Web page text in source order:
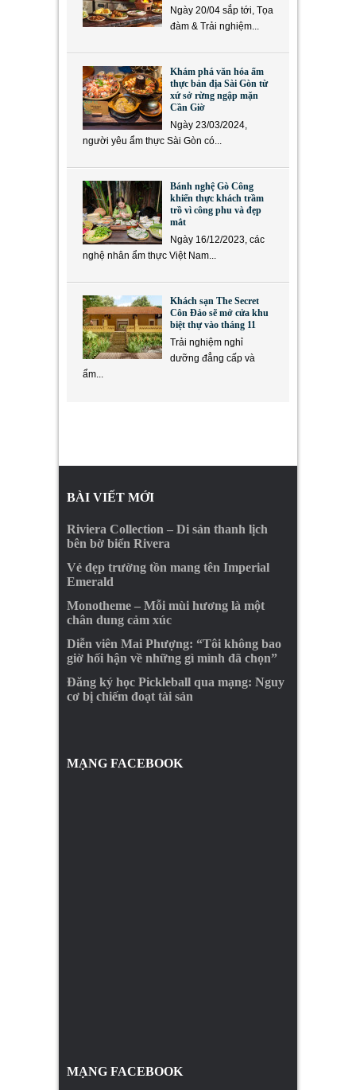
Ngày 20/04 sắp tới, Tọa
đàm & Trải nghiệm...
Khám phá văn hóa ẩm
thực bản địa Sài Gòn từ
xứ sở rừng ngập mặn
Cần Giờ
Ngày 23/03/2024,
người yêu ẩm thực Sài Gòn có...
Bánh nghệ Gò Công
khiến thực khách trầm
trồ vì công phu và đẹp
mắt
Ngày 16/12/2023, các
nghệ nhân ẩm thực Việt Nam...
Khách sạn The Secret
Côn Đảo sẽ mở cửa khu
biệt thự vào tháng 11
Trải nghiệm nghỉ
dưỡng đẳng cấp và
ẩm...
BÀI VIẾT MỚI
Riviera Collection – Di sản thanh lịch
bên bờ biển Rivera
Vẻ đẹp trường tồn mang tên Imperial
Emerald
Monotheme – Mỗi mùi hương là một
chân dung cảm xúc
Diễn viên Mai Phượng: “Tôi không bao
giờ hối hận về những gì mình đã chọn”
Đăng ký học Pickleball qua mạng: Nguy
cơ bị chiếm đoạt tài sản
MẠNG FACEBOOK
MẠNG FACEBOOK